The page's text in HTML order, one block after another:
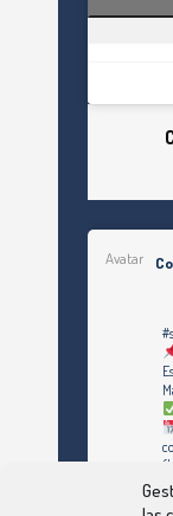
Avatar